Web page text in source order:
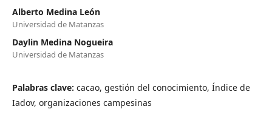
Alberto Medina León
Universidad de Matanzas
Daylin Medina Nogueira
Universidad de Matanzas
Palabras clave: cacao, gestión del conocimiento, Índice de
Iadov, organizaciones campesinas